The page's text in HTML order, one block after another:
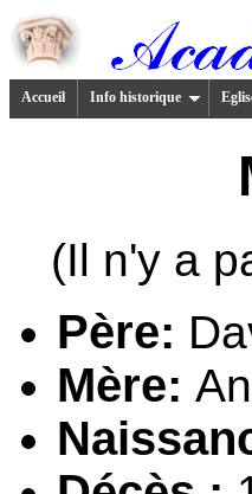
Accueil Info historique
(Il n'y a
Père:
Mère: